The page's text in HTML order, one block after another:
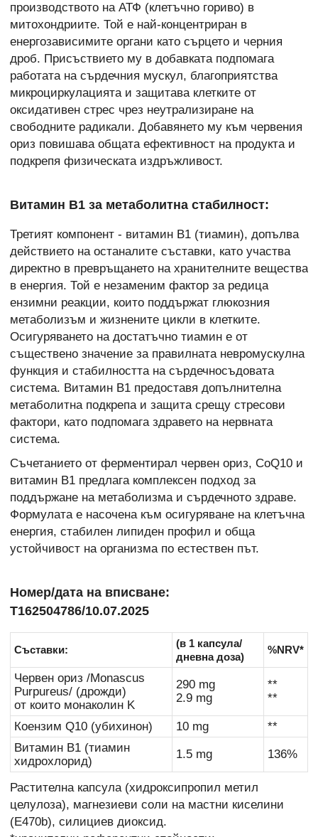
производството на АТФ (клетъчно гориво) в
митохондриите. Той е най-концентриран в
енергозависимите органи като сърцето и черния
дроб. Присъствието му в добавката подпомага
работата на сърдечния мускул, благоприятства
микроциркулацията и защитава клетките от
оксидативен стрес чрез неутрализиране на
свободните радикали. Добавянето му към червения
ориз повишава общата ефективност на продукта и
подкрепя физическата издръжливост.
Витамин B1 за метаболитна стабилност:
Третият компонент - витамин B1 (тиамин), допълва
действието на останалите съставки, като участва
директно в превръщането на хранителните вещества
в енергия. Той е незаменим фактор за редица
ензимни реакции, които поддържат глюкозния
метаболизъм и жизнените цикли в клетките.
Осигуряването на достатъчно тиамин е от
съществено значение за правилната невромускулна
функция и стабилността на сърдечносъдовата
система. Витамин B1 предоставя допълнителна
метаболитна подкрепа и защита срещу стресови
фактори, като подпомага здравето на нервната
система.
Съчетанието от ферментирал червен ориз, CoQ10 и
витамин B1 предлага комплексен подход за
поддържане на метаболизма и сърдечното здраве.
Формулата е насочена към осигуряване на клетъчна
енергия, стабилен липиден профил и обща
устойчивост на организма по естествен път.
Номер/дата на вписване:
Т162504786/10.07.2025
Съставки:
(в 1 капсула/
дневна доза)
%NRV*
Червен ориз /Monascus
Purpureus/ (дрожди)
от които монаколин K
290 mg
2.9 mg
**
**
Коензим Q10 (убихинон) 10 mg
**
Витамин B1 (тиамин
хидрохлорид)
1.5 mg 136%
Растителна капсула (хидроксипропил метил
целулоза), магнезиеви соли на мастни киселини
(E470b), силициев диоксид.